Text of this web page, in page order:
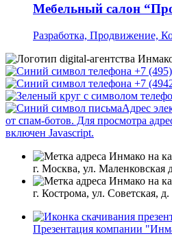
Мебельный салон
Разработка, Продвижение,
+7
+7
Адрес
от спам-ботов. Для просмотра
включен Javascript.
г. Москва, ул. Маленковская
г. Кострома, ул. Советская, д.
Презентация компании